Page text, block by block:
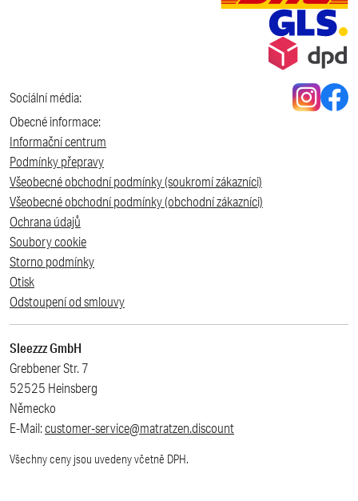
Sociální média:
Obecné informace:
Informační centrum
Podmínky přepravy
Všeobecné obchodní podmínky (soukromí zákazníci)
Všeobecné obchodní podmínky (obchodní zákazníci)
Ochrana údajů
Soubory cookie
Storno podmínky
Otisk
Odstoupení od smlouvy
Sleezzz GmbH
Grebbener Str. 7
52525 Heinsberg
Německo
E-Mail:customer-service@matratzen.discount
Všechny ceny jsou uvedeny včetně DPH.